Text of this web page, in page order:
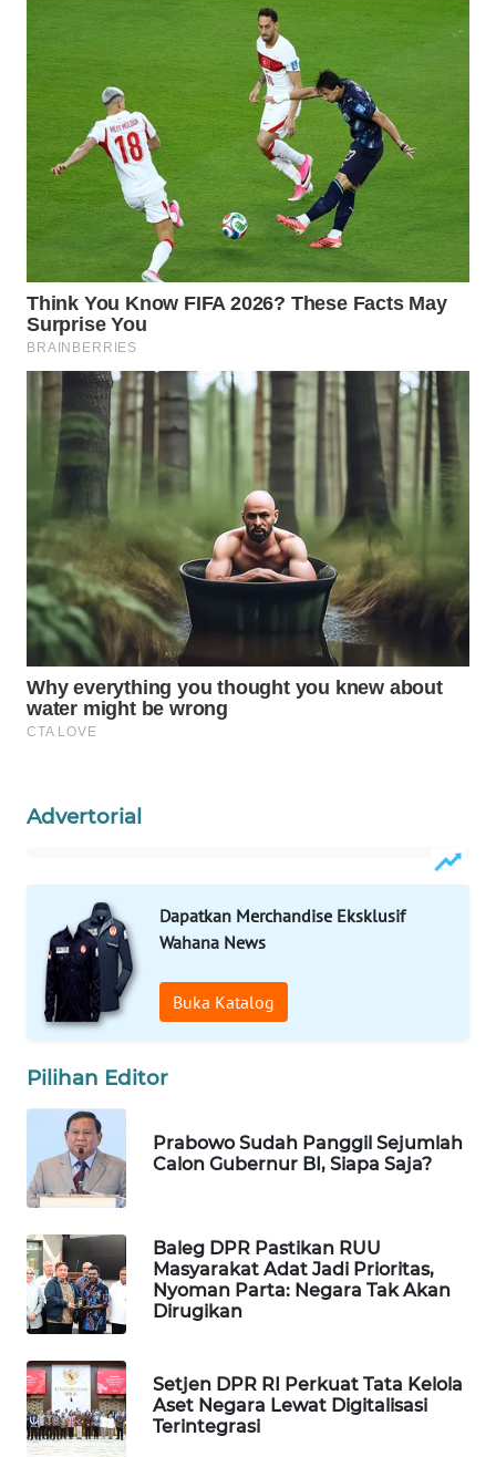
Advertorial
Dapatkan Merchandise Eksklusif
Wahana News
Buka Katalog
Pilihan Editor
Prabowo Sudah Panggil Sejumlah
Calon Gubernur BI, Siapa Saja?
Baleg DPR Pastikan RUU
Masyarakat Adat Jadi Prioritas,
Nyoman Parta: Negara Tak Akan
Dirugikan
Setjen DPR RI Perkuat Tata Kelola
Aset Negara Lewat Digitalisasi
Terintegrasi
WAHANA
TRAVEL
WAHANA
TV
WAHANANEWS
WAHANANEWS
CO ID
WAHANANEWS
NET
WAHANA
SPORT
WAHANA
UMKM
WAHANA
WAHANA
WAHANA
WAHANA
HEALTH
WAHANA
DESA
WISATA
LAPAK
WAHANA
Wahana
Network
KONSUMEN
LISTRIK
MASYARAKAT
WALINKI
ID